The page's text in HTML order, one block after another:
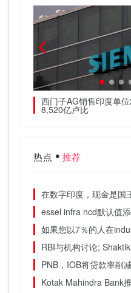
西门子AG销售印度单
8,520亿卢比
热点 推荐
在数字印度，现金是国
essel infra ncd默认值添
如果您以7％的人在
RBI与机构讨论;
PNB，IOB将贷款率削
Kotak Mahindra Bank